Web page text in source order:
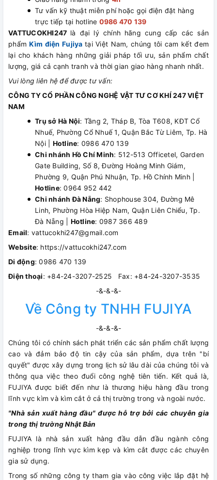
Tư vấn kỹ thuật miễn phí hoặc gọi điện đặt hàng
trực tiếp tại hotline 0986 470 139
VATTUCOKHI247 là đại lý chính hãng cung cấp các sản
phẩmKìm điện Fujiya tại Việt Nam, chúng tôi cam kết đem
lại cho khách hàng những giải pháp tối ưu, sản phẩm chất
lượng, giá cả cạnh tranh và thời gian giao hàng nhanh nhất.
Vui lòng liên hệ để được tư vấn:
CÔNG TY CỔ PHẦN CÔNG NGHỆ VẬT TƯ CƠ KHÍ 247 VIỆT
NAM
Trụ sở Hà Nội: Tầng 2, Tháp B, Tòa T608, KĐT Cổ
Nhuế, Phường Cổ Nhuế 1, Quận Bắc Từ Liêm, Tp. Hà
Nội | Hotline: 0986 470 139
Chi nhánh Hồ Chí Minh: 512-513 Officetel, Garden
Gate Building, Số 8, Đường Hoàng Minh Giám,
Phường 9, Quận Phú Nhuận, Tp. Hồ Chính Minh |
Hotline: 0964 952 442
Chi nhánh Đà Nẵng: Shophouse 304, Đường Mê
Linh, Phường Hòa Hiệp Nam, Quận Liên Chiểu, Tp.
Đà Nẵng | Hotline: 0987 366 489
Email: vattucokhi247@gmail.com
Website: https://vattucokhi247.com
Di động: 0986 470 139
Điện thoại: +84-24-3207-2525 Fax: +84-24-3207-3535
-&-&-&-
Về Công ty TNHH FUJIYA
-&-&-&-
Chúng tôi có chính sách phát triển các sản phẩm chất lượng
cao và đảm bảo độ tin cậy của sản phẩm, dựa trên "bí
quyết" được xây dựng trong lịch sử lâu dài của chúng tôi và
thông qua việc theo đuổi công nghệ tiên tiến. Kết quả là,
FUJIYA được biết đến như là thương hiệu hàng đầu trong
lĩnh vực kìm và kìm cắt ở cả thị trường trong và ngoài nước.
"Nhà sản xuất hàng đầu" được hỗ trợ bởi các chuyên gia
trong thị trường Nhật Bản
FUJIYA là nhà sản xuất hàng đầu dẫn đầu ngành công
nghiệp trong lĩnh vực kìm kẹp và kìm cắt được các chuyên
gia sử dụng.
Trong số những công ty tham gia vào công việc lắp đặt hệ